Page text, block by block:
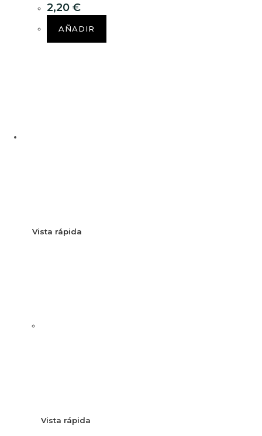
2,20 €
AÑADIR
Vista rápida
Vista rápida